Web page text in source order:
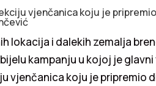
vjenčanica koju je
lokacija i dalekih zemalja
kampanju u kojoj je
vjenčanica koju je pripremio